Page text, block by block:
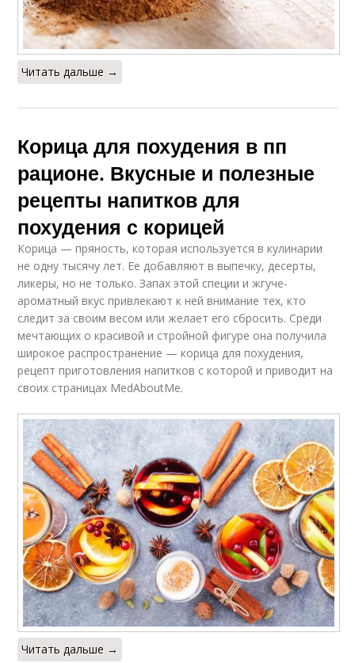
Читать дальше →
Корица для похудения в пп
рационе. Вкусные и полезные
рецепты напитков для
похудения с корицей
Корица — пряность, которая используется в кулинарии
не одну тысячу лет. Ее добавляют в выпечку, десерты,
ликеры, но не только. Запах этой специи и жгуче-
ароматный вкус привлекают к ней внимание тех, кто
следит за своим весом или желает его сбросить. Среди
мечтающих о красивой и стройной фигуре она получила
широкое распространение — корица для похудения,
рецепт приготовления напитков с которой и приводит на
своих страницах MedAboutMe.
Читать дальше →